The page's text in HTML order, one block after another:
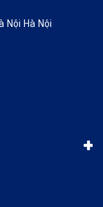
Nội Hà Nội